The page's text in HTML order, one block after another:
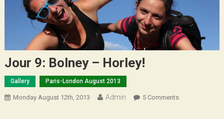
Jour 9: Bolney – Horley!
Gallery Paris-London August 2013
Monday August 12th, 2013 Admin 5 CommentsOn